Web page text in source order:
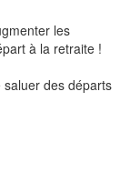
les
à la retraite !
des départs